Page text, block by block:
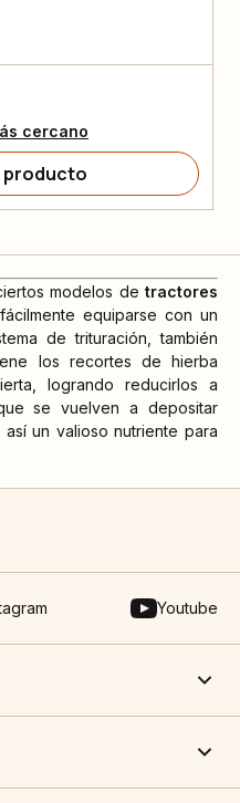
cercano
producto
modelos detractores
equiparse con un
de trituración, también
los recortes de hierba
logrando reducirlos a
se vuelven a depositar
un valioso nutriente para
Youtube